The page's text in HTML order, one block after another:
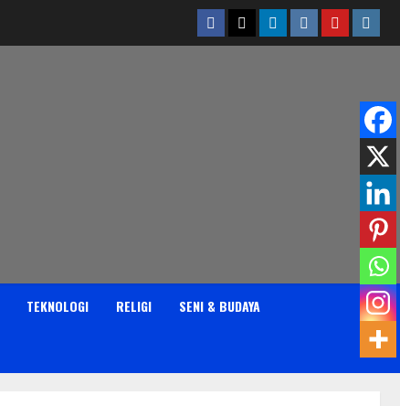
Facebook
TwitterLinkedin
VK Youtube
TEKNOLOGI RELIGI SENI & BUDAYA